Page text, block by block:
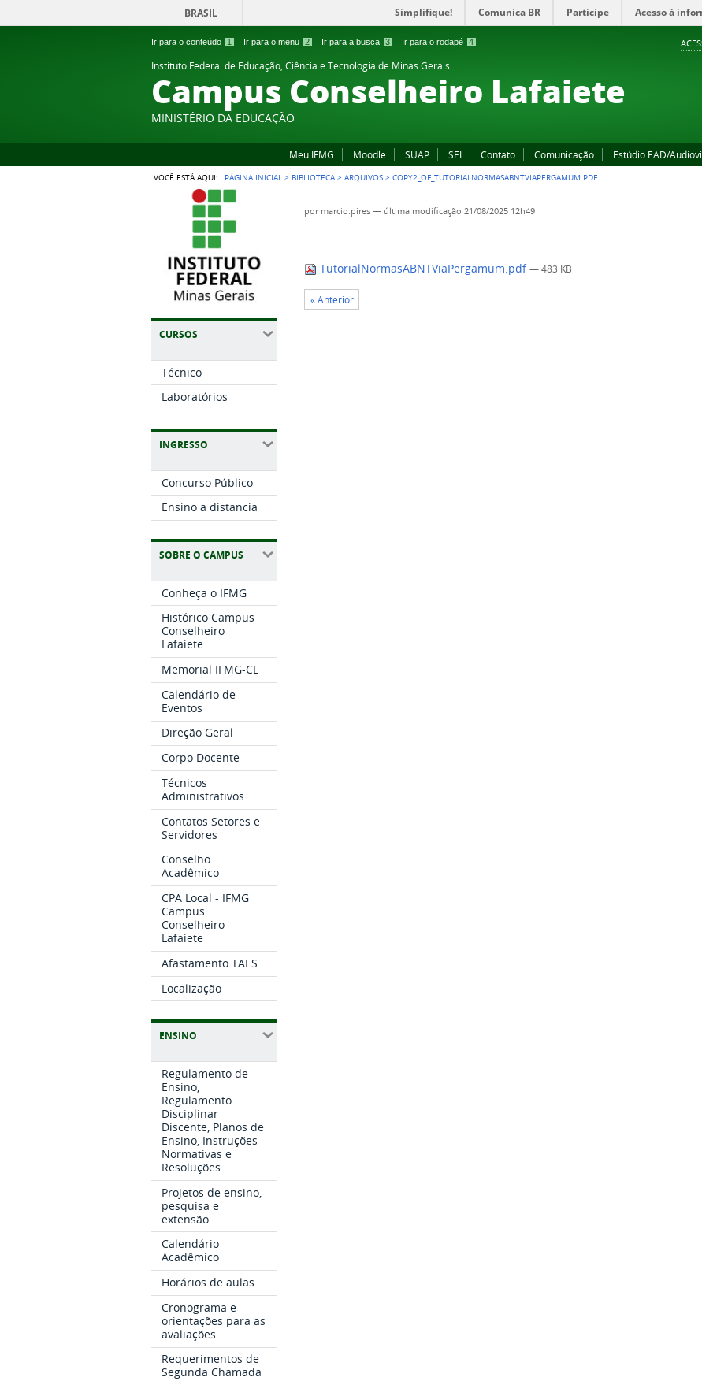
Ir para o conteúdo 1 Ir para o menu 2 Ir para a busca 3 Ir para o rodapé 4
BRASIL Simplifique! Comunica BR Participe Acesso à
Instituto Federal de Educação, Ciência e Tecnologia de Minas Gerais
Campus Conselheiro Lafaiete
MINISTÉRIO DA EDUCAÇÃO
Meu IFMG Moodle SUAP SEI Contato Comunicação Estúdio EAD/
VOCÊ ESTÁ AQUI: PÁGINA INICIAL > BIBLIOTECA >ARQUIVOS >COPY2_OF_TUTORIALNORMASABNTVIAPERGAMUM.PDF
CURSOS
Técnico
Laboratórios
INGRESSO
Concurso Público
Ensino a distancia
SOBRE O CAMPUS
Conheça o IFMG
Histórico Campus
Conselheiro
Lafaiete
Memorial IFMG-CL
Calendário de
Eventos
Direção Geral
Corpo Docente
Técnicos
Administrativos
Contatos Setores e
Servidores
Conselho
Acadêmico
CPA Local - IFMG
Campus
Conselheiro
Lafaiete
Afastamento TAES
Localização
ENSINO
Regulamento de
Ensino,
Regulamento
Disciplinar
Discente, Planos de
Ensino, Instruções
Normativas e
Resoluções
Projetos de ensino,
pesquisa e
extensão
Calendário
Acadêmico
Horários de aulas
Cronograma e
orientações para as
avaliações
Requerimentos de
Segunda Chamada
por marcio.pires — última modificação 21/08/2025 12h49
TutorialNormasABNTViaPergamum.pdf— 483 KB
« Anterior